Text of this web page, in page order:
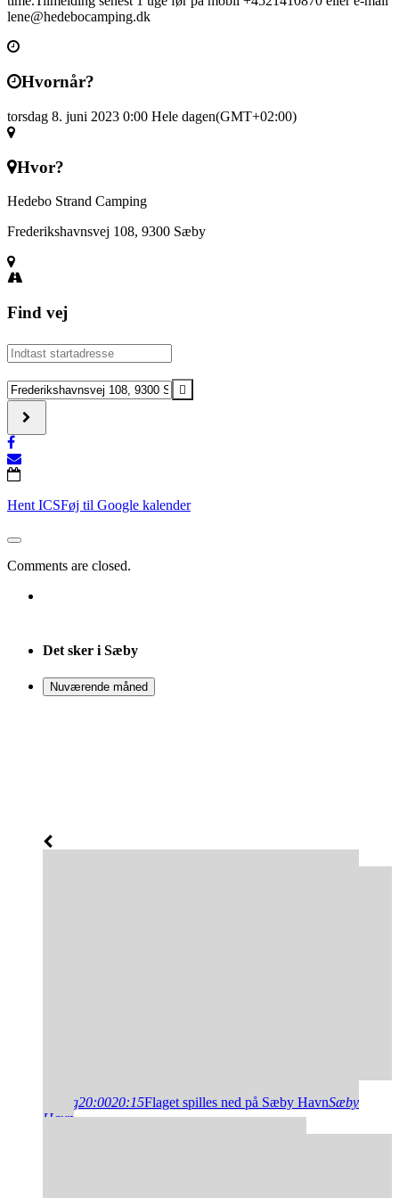
lene@hedebocamping.dk
Hvornår?
torsdag 8. juni 2023 0:00 Hele dagen(GMT+02:00)
Hvor?
Hedebo Strand Camping
Frederikshavnsvej 108, 9300 Sæby
Find vej
Address
-
Guidede
fisketure
kyst
ved
Kattegat
[]
Destination
Address
Guidede
fisketure
fra
kyst
ved
Kattegat
Hent ICSFøj til Google kalender
Comments are closed.
Det sker i Sæby
Nuværende måned
aug20:0020:15Flaget spilles ned på Sæby HavnSæby
Havn